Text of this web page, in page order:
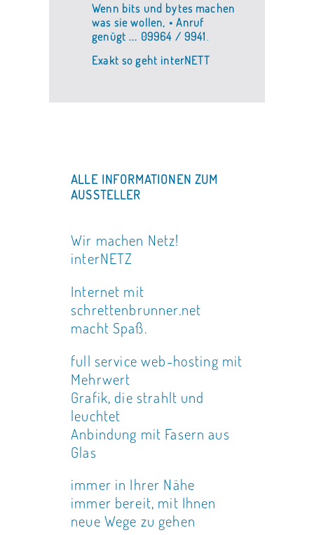
Wenn bits und bytes machen
was sie wollen, • Anruf
genügt ... 09964 / 9941.
Exakt so geht interNETT
ALLE INFORMATIONEN ZUM
AUSSTELLER
Wir machen Netz!
interNETZ
Internet mit
schrettenbrunner.net
macht Spaß.
full service web-hosting mit
Mehrwert
Grafik, die strahlt und
leuchtet
Anbindung mit Fasern aus
Glas
immer in Ihrer Nähe
immer bereit, mit Ihnen
neue Wege zu gehen